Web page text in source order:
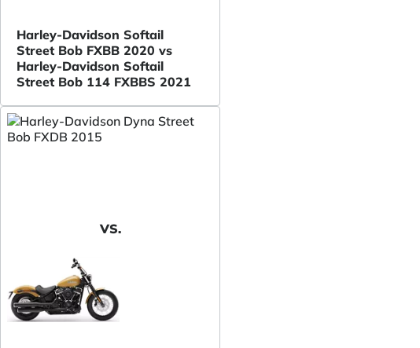
Harley-Davidson Softail
Street Bob FXBB 2020 vs
Harley-Davidson Softail
Street Bob 114 FXBBS 2021
VS.